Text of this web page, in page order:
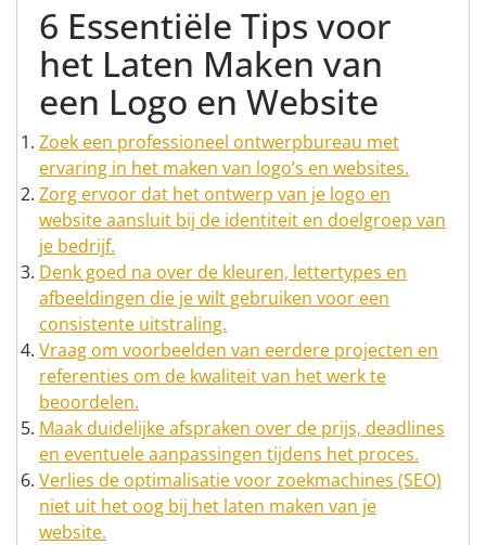
6 Essentiële Tips voor
het Laten Maken van
een Logo en Website
Zoek een professioneel ontwerpbureau met
ervaring in het maken van logo’s en websites.
Zorg ervoor dat het ontwerp van je logo en
website aansluit bij de identiteit en doelgroep van
je bedrijf.
Denk goed na over de kleuren, lettertypes en
afbeeldingen die je wilt gebruiken voor een
consistente uitstraling.
Vraag om voorbeelden van eerdere projecten en
referenties om de kwaliteit van het werk te
beoordelen.
Maak duidelijke afspraken over de prijs, deadlines
en eventuele aanpassingen tijdens het proces.
Verlies de optimalisatie voor zoekmachines (SEO)
niet uit het oog bij het laten maken van je
website.